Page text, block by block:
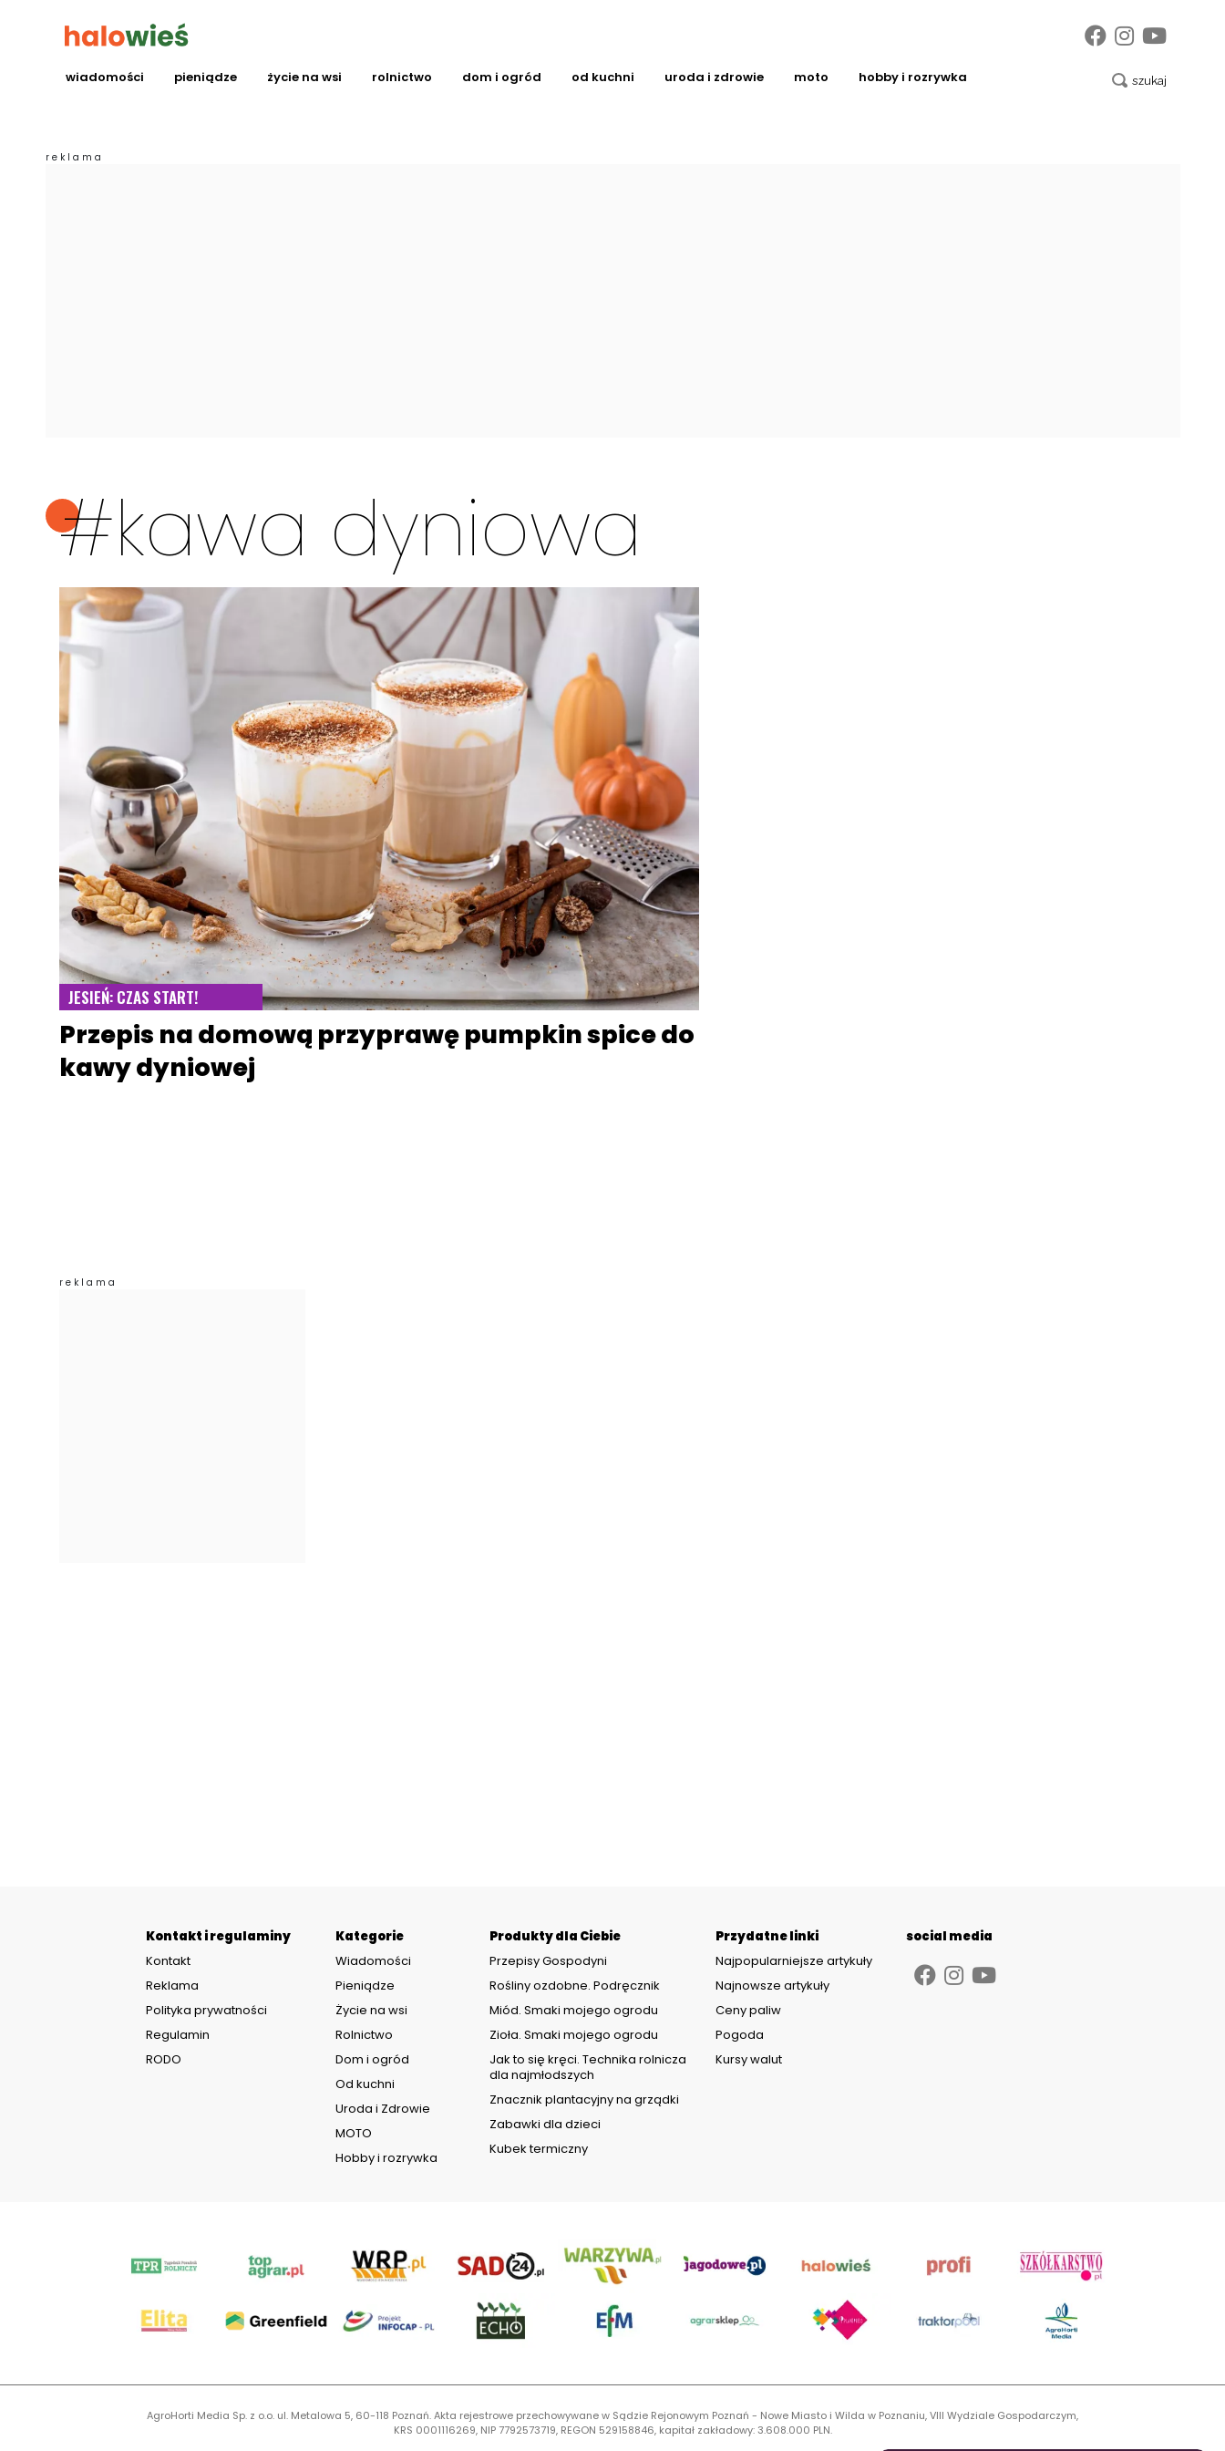
wiadomości pieniądze życie na wsi rolnictwo dom i ogród od kuchni uroda i zdrowie moto hobby i rozrywka
#kawa dyniowa
JESIEŃ: CZAS START!
Przepis na domową przyprawę pumpkin spice do
kawy dyniowej
Kontakt i regulaminy
Kontakt
Reklama
Polityka prywatności
Regulamin
RODO
Kategorie
Wiadomości
Pieniądze
Życie na wsi
Rolnictwo
Dom i ogród
Od kuchni
Uroda i Zdrowie
MOTO
Hobby i rozrywka
Produkty dla Ciebie
Przepisy Gospodyni
Rośliny ozdobne. Podręcznik
Miód. Smaki mojego ogrodu
Zioła. Smaki mojego ogrodu
Jak to się kręci. Technika rolnicza
dla najmłodszych
Znacznik plantacyjny na grządki
Zabawki dla dzieci
Kubek termiczny
Przydatne linki
Najpopularniejsze artykuły
Najnowsze artykuły
Ceny paliw
Pogoda
Kursy walut
social media
AgroHorti Media Sp. z o.o. ul. Metalowa 5, 60-118 Poznań. Akta rejestrowe przechowywane w Sądzie Rejonowym Poznań - Nowe Miasto i Wilda w Poznaniu, VIII Wydziale Gospodarczym,
KRS 0001116269, NIP 7792573719, REGON 529158846, kapitał zakładowy: 3.608.000 PLN.